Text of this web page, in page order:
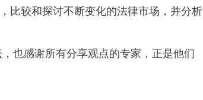
比较和探讨不断变化的法律市场，并分析
也感谢所有分享观点的专家，正是他们